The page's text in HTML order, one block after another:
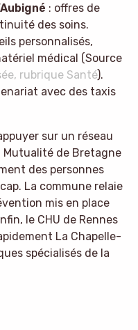
: offres de
des soins.
personnalisés,
médical (Source
rubrique Santé).
avec des taxis
sur un réseau
Mutualité de Bretagne
des personnes
La commune relaie
mis en place
le CHU de Rennes
La Chapelle-
spécialisés de la